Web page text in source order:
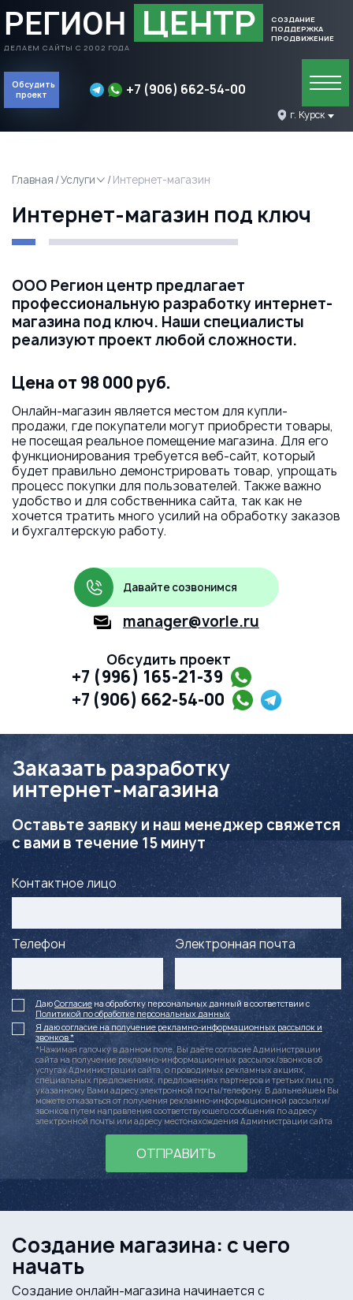
РЕГИОН ЦЕНТР
СОЗДАНИЕ
ПОДДЕРЖКА
ПРОДВИЖЕНИЕ
ДЕЛАЕМ САЙТЫ С 2002 ГОДА
Обсудить
проект
+7 (906) 662-54-00
г. Курск
Главная Услуги Интернет-магазин
Интернет-магазин под ключ
ООО Регион центр предлагает
профессиональную разработку интернет-
магазина под ключ. Наши специалисты
реализуют проект любой сложности.
Цена от 98 000 руб.
Онлайн-магазин является местом для купли-
продажи, где покупатели могут приобрести товары,
не посещая реальное помещение магазина. Для его
функционирования требуется веб-сайт, который
будет правильно демонстрировать товар, упрощать
процесс покупки для пользователей. Также важно
удобство и для собственника сайта, так как не
хочется тратить много усилий на обработку заказов
и бухгалтерскую работу.
Давайте созвонимся
manager@vorle.ru
Обсудить проект
+7 (996) 165-21-39
+7 (906) 662-54-00
Заказать разработку
интернет-магазина
Оставьте заявку и наш менеджер свяжется
с вами в течение 15 минут
Контактное лицо
Телефон Электронная почта
ДаюСогласие на обработку персональных данный в соответствии с
Политикой по обработке персональных данных
Я даю согласие на получение рекламно-информационных рассылок и
звонков *
ОТПРАВИТЬ
*Нажимая галочку в данном поле, Вы даёте согласие Администрации
сайта на получение рекламно-информационных рассылок/звонков об
услугах Администрации сайта, о проводимых рекламных акциях,
специальных предложениях, предложениях партнеров и третьих лиц по
указанному Вами адресу электронной почты/телефону. В дальнейшем Вы
можете отказаться от получения рекламно-информационной рассылки/
звонков путем направления соответствующего сообщения по адресу
электронной почты или адресу местонахождения Администрации сайта
Создание магазина: с чего
начать
Создание онлайн-магазина начинается с